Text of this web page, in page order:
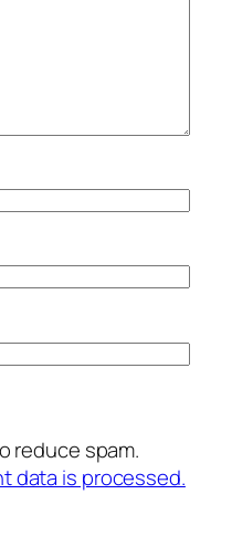
reduce spam.
data is processed.